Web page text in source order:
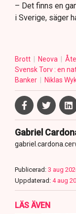
– Det finns en
i Sverige, säger
Brott Neova
Svensk Torv : en
Banker
Niklas
Gabriel
Publicerad: 3 aug
Uppdaterad: 4 aug
LÄS ÄVEN